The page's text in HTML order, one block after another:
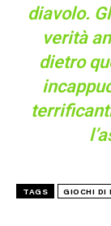
diavolo.
verità
dietro
TAGS GIOCHI DI